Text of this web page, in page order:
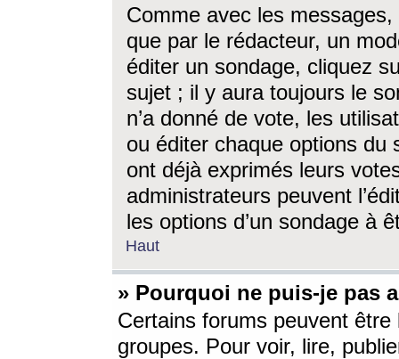
Comme avec les
que par le rédacteur, un
éditer un sondage, cliquez
sujet ; il y aura toujours le
n’a donné de vote, les
ou éditer chaque options du
ont déjà exprimés leurs
administrateurs peuvent
les options d’un sondage à
Haut
» Pourquoi ne puis-je pas
Certains forums peuvent être
groupes. Pour voir, lire,